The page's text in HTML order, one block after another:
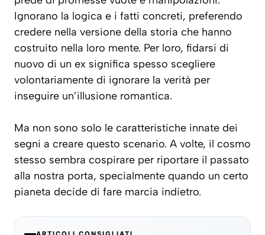
Ignorano la logica e i fatti concreti, preferendo
credere nella versione della storia che hanno
costruito nella loro mente. Per loro, fidarsi di
nuovo di un ex significa spesso scegliere
volontariamente di ignorare la verità per
inseguire un’illusione romantica.
Ma non sono solo le caratteristiche innate dei
segni a creare questo scenario. A volte, il cosmo
stesso sembra cospirare per riportare il passato
alla nostra porta, specialmente quando un certo
pianeta decide di fare marcia indietro.